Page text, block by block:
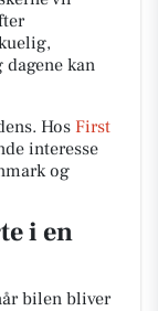
dagene kan
Hos First
interesse
og
i en
bilen bliver